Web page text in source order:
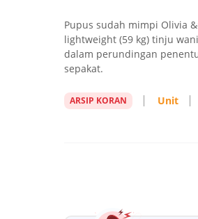
Pupus sudah mimpi Olivia
lightweight (59 kg) tinju
dalam perundingan
sepakat.
ARSIP KORAN Unit